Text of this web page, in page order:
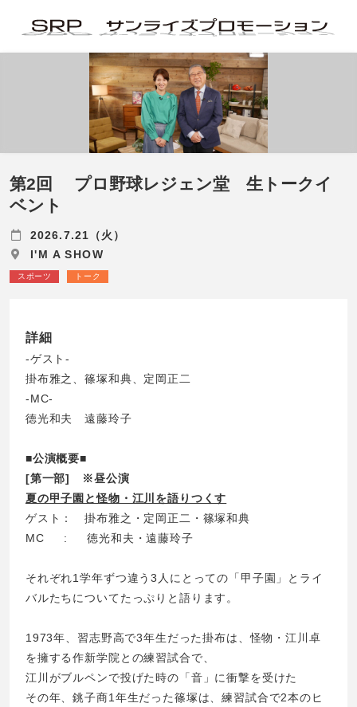
第2回 プロ野球レジェン堂 生トークイ
ベント
2026.7.21（火）
I'M A SHOW
スポーツ トーク
詳細
-ゲスト-
掛布雅之、篠塚和典、定岡正二
-MC-
徳光和夫 遠藤玲子
■公演概要■
[第一部] ※昼公演
夏の甲子園と怪物・江川を語りつくす
ゲスト： 掛布雅之・定岡正二・篠塚和典
MC : 徳光和夫・遠藤玲子
それぞれ1学年ずつ違う3人にとっての「甲子園」とライ
バルたちについてたっぷりと語ります。
1973年、習志野高で3年生だった掛布は、怪物・江川卓
を擁する作新学院との練習試合で、
江川がブルペンで投げた時の「音」に衝撃を受けた
その年、銚子商1年生だった篠塚は、練習試合で2本のヒ